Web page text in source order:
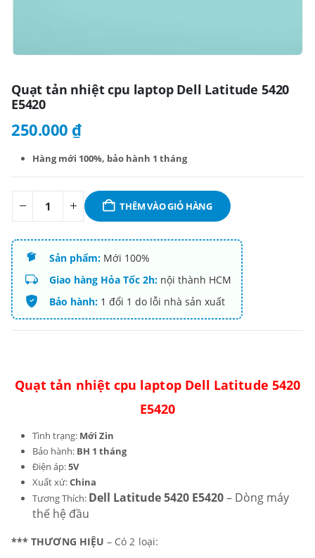
Quạt tản nhiệt cpu laptop Dell Latitude 5420
E5420
250.000 ₫
Hàng mới 100%, bảo hành 1 tháng
THÊM VÀO GIỎ HÀNG
Sản phẩm:Mới 100%
Giao hàng Hỏa Tốc 2h:nội thành HCM
Bảo hành:1 đổi 1 do lỗi nhà sản xuất
Quạt tản nhiệt cpu laptop Dell Latitude 5420
E5420
Tình trạng: Mới Zin
Bảo hành: BH 1 tháng
Điện áp:5V
Xuất xứ:China
Tương Thích: Dell Latitude 5420 E5420– Dòng máy
thế hệ đầu
*** THƯƠNG HIỆU – Có 2 loại: